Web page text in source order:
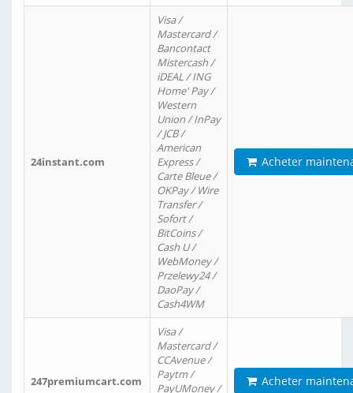
24instant.com
Visa /
Mastercard /
Bancontact
Mistercash /
iDEAL / ING
Home' Pay /
Western
Union / InPay
/ JCB /
American
Express /
Carte Bleue /
OKPay / Wire
Transfer /
Sofort /
BitCoins /
Cash U /
WebMoney /
Przelewy24 /
DaoPay /
Cash4WM
Acheter
247premiumcart.com
Visa /
Mastercard /
CCAvenue /
Paytm /
PayUMoney /
Acheter